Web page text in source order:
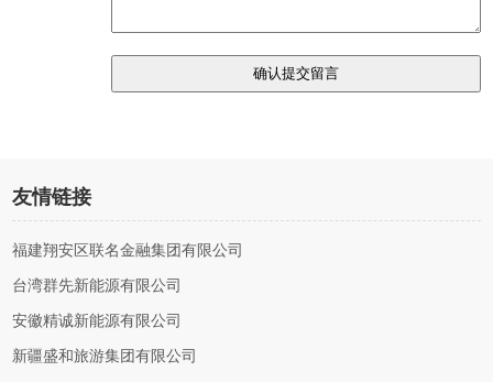
友情链接
福建翔安区联名金融集团有限公司
台湾群先新能源有限公司
安徽精诚新能源有限公司
新疆盛和旅游集团有限公司